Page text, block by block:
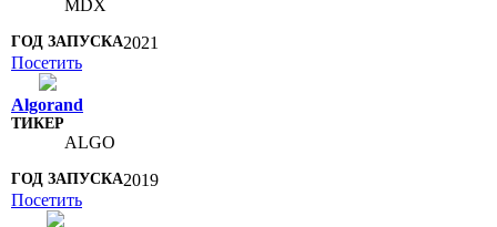
MDX
2021
Посетить
Algorand
ALGO
2019
Посетить